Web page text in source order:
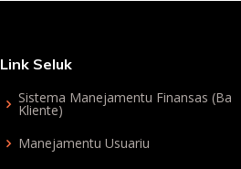
Link Seluk
Sistema Manejamentu Finansas (Ba
Kliente)
Manejamentu Usuariu